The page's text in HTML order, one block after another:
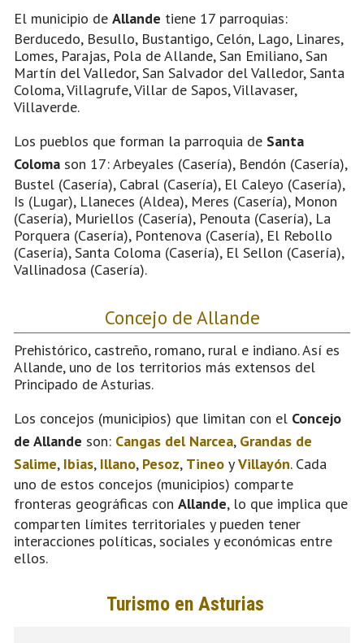
El municipio de Allande tiene 17 parroquias:
Berducedo, Besullo, Bustantigo, Celón, Lago, Linares,
Lomes, Parajas, Pola de Allande, San Emiliano, San
Martín del Valledor, San Salvador del Valledor, Santa
Coloma, Villagrufe, Villar de Sapos, Villavaser,
Villaverde.
Los pueblos que forman la parroquia de Santa
Coloma son 17: Arbeyales (Casería), Bendón (Casería),
Bustel (Casería), Cabral (Casería), El Caleyo (Casería),
Is (Lugar), Llaneces (Aldea), Meres (Casería), Monon
(Casería), Muriellos (Casería), Penouta (Casería), La
Porquera (Casería), Pontenova (Casería), El Rebollo
(Casería), Santa Coloma (Casería), El Sellon (Casería),
Vallinadosa (Casería).
Concejo de Allande
Prehistórico, castreño, romano, rural e indiano. Así es
Allande, uno de los territorios más extensos del
Principado de Asturias.
Los concejos (municipios) que limitan con el Concejo
de Allande son: Cangas del Narcea, Grandas de
Salime, Ibias, Illano, Pesoz, Tineo yVillayón. Cada
uno de estos concejos (municipios) comparte
fronteras geográficas con Allande, lo que implica que
comparten límites territoriales y pueden tener
interacciones políticas, sociales y económicas entre
ellos.